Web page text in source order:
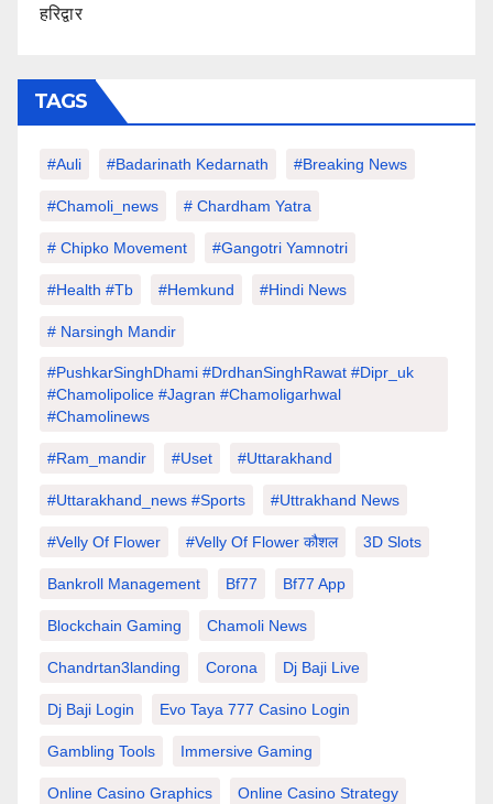
हरिद्वार
TAGS
#auli #Badarinath Kedarnath #Breaking News
#chamoli_news # Chardham Yatra
# Chipko Movement #Gangotri Yamnotri
#Health #tb #hemkund #hindi News
# Narsingh Mandir
#PushkarSinghDhami #drdhanSinghRawat #dipr_uk
#chamolipolice #Jagran #chamoligarhwal
#chamolinews
#Ram_mandir #uset #uttarakhand
#Uttarakhand_news #sports #Uttrakhand News
#velly Of Flower #velly Of Flower कौशल 3D Slots
Bankroll Management Bf77 Bf77 App
Blockchain Gaming Chamoli News
Chandrtan3landing Corona Dj Baji Live
Dj Baji Login Evo Taya 777 Casino Login
Gambling Tools Immersive Gaming
Online Casino Graphics Online Casino Strategy